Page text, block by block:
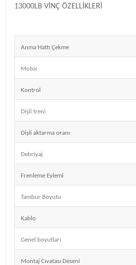
13000LB VİNÇ ÖZELLİKLERİ
Anma Hattı Çekme
Motor
Kontrol
Dişli treni
Dişli aktarma oranı
Debriyaj
Frenleme Eylemi
Tambur Boyutu
Kablo
Genel boyutları
Montaj Cıvatası Deseni